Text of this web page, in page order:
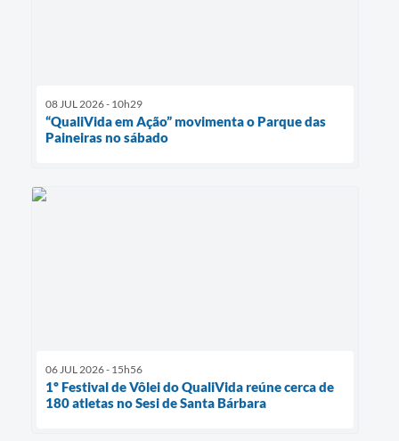
08 JUL 2026 - 10h29
“QualiVida em Ação” movimenta o Parque das
Paineiras no sábado
06 JUL 2026 - 15h56
1º Festival de Vôlei do QualiVida reúne cerca de
180 atletas no Sesi de Santa Bárbara